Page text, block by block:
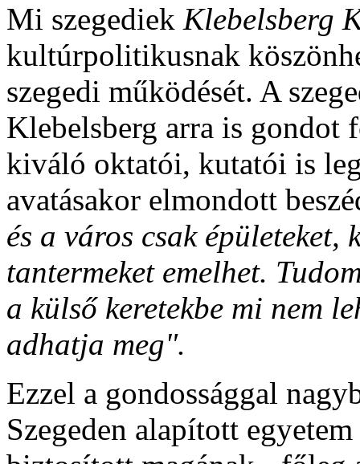
Mi szegediek Klebelsberg
kultúrpolitikusnak
szegedi működését. A
Klebelsberg arra is gondot
kiváló oktatói, kutatói is
avatásakor elmondott
és a város csaképületeket,
tantermeket emelhet.
a külső keretekbe mi nem
adhatja meg".
Ezzel a gondossággal
Szegeden alapított